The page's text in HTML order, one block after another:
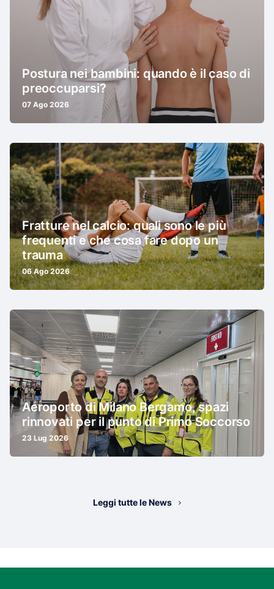
Postura nei bambini: quando è il caso di
preoccuparsi?
07 Ago 2026
Fratture nel calcio: quali sono le più
frequenti e che cosa fare dopo un
trauma
06 Ago 2026
Aeroporto di Milano Bergamo, spazi
rinnovati per il punto di Primo Soccorso
23 Lug 2026
Leggi tutte le News